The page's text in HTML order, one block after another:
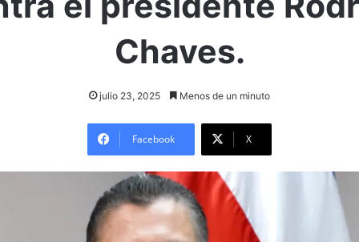
Chaves.
julio 23, 2025 Menos de un minuto
Facebook X